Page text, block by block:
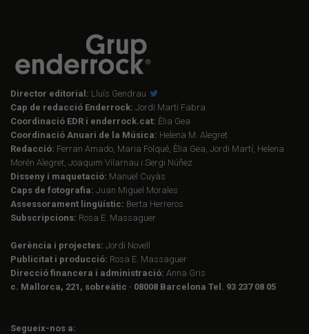
Director editorial: Lluís Gendrau
Cap de redacció Enderrock: Jordi Martí Fabra
Coordinació EDR i enderrock.cat: Èlia Gea
Coordinació Anuari de la Música: Helena M. Alegret
Redacció: Ferran Amado, Maria Folqué, Èlia Gea, Jordi Martí, Helena
Morén Alegret, Joaquim Vilarnau i Sergi Núñez
Disseny i maquetació: Manuel Cuyàs
Caps de fotografia: Juan Miguel Morales
Assessorament lingüístic: Berta Herreros
Subscripcions: Rosa E. Massaguer
Gerència i projectes: Jordi Novell
Publicitat i producció: Rosa E. Massaguer
Direcció financera i administració: Anna Gris
c. Mallorca, 221, sobreàtic · 08008 Barcelona Tel. 93 237 08 05
Segueix-nos a: